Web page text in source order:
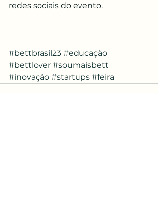
redes sociais do evento.
#bettbrasil23 #educação
#bettlover #soumaisbett
#inovação #startups #feira